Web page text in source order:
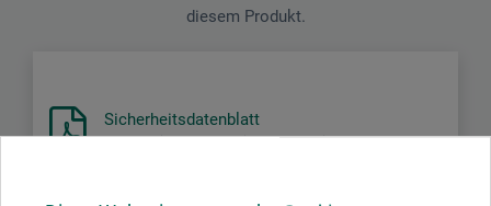
diesem Produkt.
Sicherheitsdatenblatt
DE_Schmincke_Retuschier-Schlussfinirs_S50084x_09-